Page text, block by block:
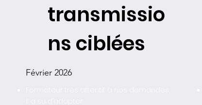
transmissio
ns ciblées
Février 2026